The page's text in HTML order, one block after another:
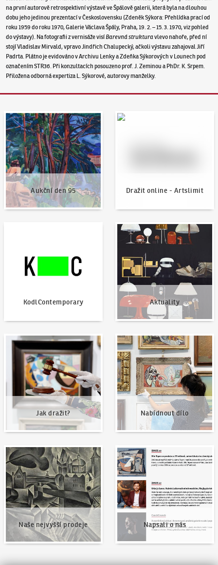
na první autorově retrospektivní výstavě ve Špálově galerii, která byla na dlouhou
dobu jeho jedinou prezentací v Československu (Zdeněk Sýkora: Přehlídka prací od
roku 1959 do roku 1970, Galerie Václava Špály, Praha, 19. 2. – 15. 3. 1970, viz pohled
do výstavy). Na fotografii z vernisáže visíBarevná strukturavlevo nahoře, před ní
stojí Vladislav Mirvald, vpravo Jindřich Chalupecký, ačkoli výstavu zahajoval Jiří
Padrta. Plátno je evidováno v Archivu Lenky a Zdeňka Sýkorových v Lounech pod
označením STR36. Při konzultacích posouzeno prof. J. Zeminou a PhDr. K. Srpem.
Přiložena odborná expertiza L. Sýkorové, autorovy manželky.
Aukční den 95
Aukční den 95
Dražit online - Artslimit
Dražit online - Artslimit
KodlContemporary Aktuality
Aktuality
Jak dražit?
Jak dražit?
Nabídnout dílo
Nabídnout dílo
Naše nejvyšší prodeje
Naše nejvyšší prodeje
Napsali o nás
Napsali o nás